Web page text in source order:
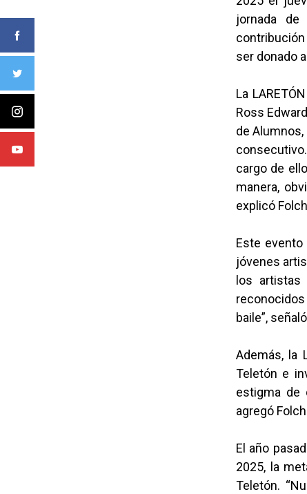
jornada
contribución
ser donado
La
Ross
de
cargo de
manera,
explicó
Este
jóvenes
los
baile”,
Además, la
Teletón e
estigma de
agregó
El año
2025, la
Teletón.